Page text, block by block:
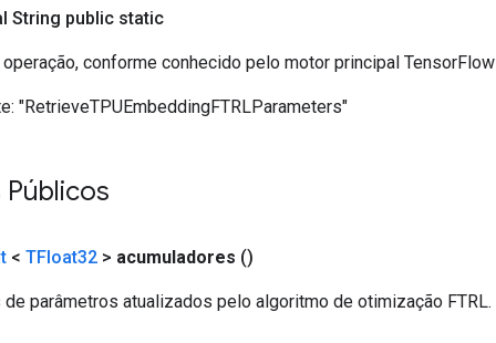
String public static
conforme conhecido pelo motor principal TensorFlow
"RetrieveTPUEmbeddingFTRLParameters"
< TFloat32 > acumuladores ()
de parâmetros atualizados pelo algoritmo de otimização FTRL.